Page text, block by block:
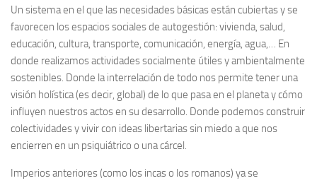
Un sistema en el que las necesidades básicas están cubiertas y se
favorecen los espacios sociales de autogestión: vivienda, salud,
educación, cultura, transporte, comunicación, energía, agua,… En
donde realizamos actividades socialmente útiles y ambientalmente
sostenibles. Donde la interrelación de todo nos permite tener una
visión holística (es decir, global) de lo que pasa en el planeta y cómo
influyen nuestros actos en su desarrollo. Donde podemos construir
colectividades y vivir con ideas libertarias sin miedo a que nos
encierren en un psiquiátrico o una cárcel.
Imperios anteriores (como los incas o los romanos) ya se